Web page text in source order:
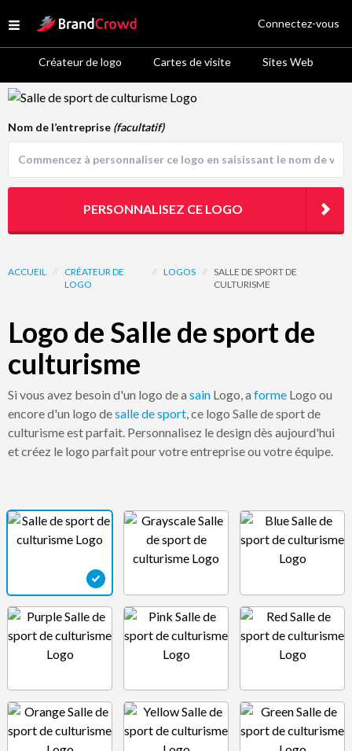
Open menu
Site Logo
Créateur de logo Cartes de visite Sites Web
Connectez-vous
Logo Template Preview
ACCUEIL // CRÉATEUR DE
LOGO
// LOGOS // SALLE DE SPORT DE
CULTURISME
Logo de Salle de sport de
culturisme
Si vous avez besoin d'un logo de a sain Logo, a forme Logo ou
encore d'un logo desalle de sport, ce logo Salle de sport de
culturisme est parfait. Personnalisez le design dès aujourd'hui
et créez le logo parfait pour votre entreprise ou votre équipe.
Nom de l’entreprise (facultatif)
PERSONNALISEZ CE LOGO